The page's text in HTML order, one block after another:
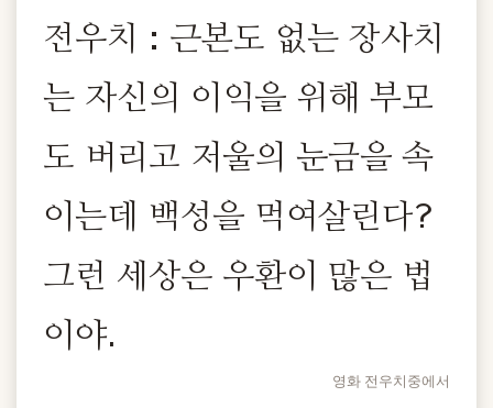
전우치 : 근본도 없는 장사치
는 자신의 이익을 위해 부모
도 버리고 저울의 눈금을 속
이는데 백성을 먹여살린다?
그런 세상은 우환이 많은 법
이야.
영화 전우치중에서